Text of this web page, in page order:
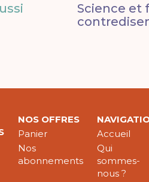
Science et
NOS OFFRES
Panier
Nos
abonnements
Accueil
Qui
sommes-
nous ?